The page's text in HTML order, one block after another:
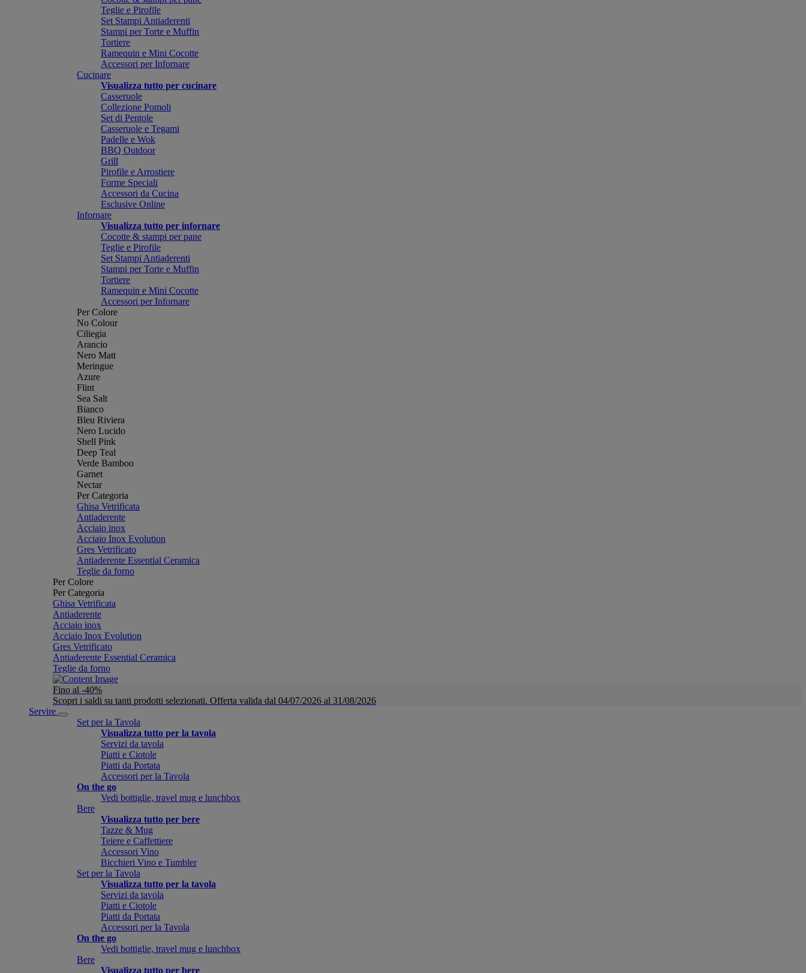
Teglie e Pirofile
Set Stampi Antiaderenti
Stampi per Torte e Muffin
Tortiere
Ramequin e Mini Cocotte
Accessori per Infornare
Cucinare
Visualizza tutto per cucinare
Casseruole
Collezione Pomoli
Set di Pentole
Casseruole e Tegami
Padelle e Wok
BBQ Outdoor
Grill
Pirofile e Arrostiere
Forme Speciali
Accessori da Cucina
Esclusive Online
Infornare
Visualizza tutto per infornare
Cocotte & stampi per pane
Teglie e Pirofile
Set Stampi Antiaderenti
Stampi per Torte e Muffin
Tortiere
Ramequin e Mini Cocotte
Accessori per Infornare
Per Colore
No Colour
Ciliegia
Arancio
Nero Matt
Meringue
Azure
Flint
Sea Salt
Bianco
Bleu Riviera
Nero Lucido
Shell Pink
Deep Teal
Verde Bamboo
Garnet
Nectar
Per Categoria
Ghisa Vetrificata
Antiaderente
Acciaio inox
Acciaio Inox Evolution
Gres Vetrificato
Antiaderente Essential Ceramica
Teglie da forno
Per Colore
Per Categoria
Ghisa Vetrificata
Antiaderente
Acciaio inox
Acciaio Inox Evolution
Gres Vetrificato
Antiaderente Essential Ceramica
Teglie da forno
Fino al -40%
Scopri i saldi su tanti prodotti selezionati. Offerta valida dal 04/07/2026 al 31/08/2026
Servire
Set per la Tavola
Visualizza tutto per la tavola
Servizi da tavola
Piatti e Ciotole
Piatti da Portata
Accessori per la Tavola
On the go
Vedi bottiglie, travel mug e lunchbox
Bere
Visualizza tutto per bere
Tazze & Mug
Teiere e Caffettiere
Accessori Vino
Bicchieri Vino e Tumbler
Set per la Tavola
Visualizza tutto per la tavola
Servizi da tavola
Piatti e Ciotole
Piatti da Portata
Accessori per la Tavola
On the go
Vedi bottiglie, travel mug e lunchbox
Bere
Visualizza tutto per bere